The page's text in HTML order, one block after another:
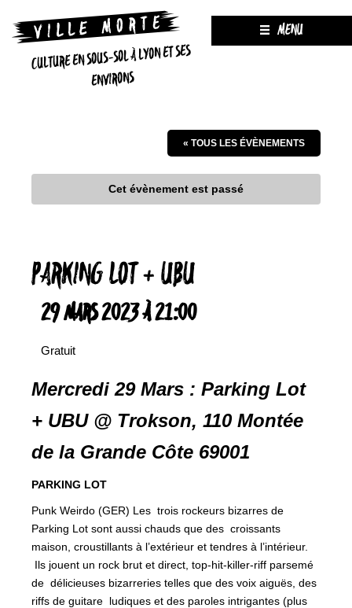
CULTURE EN SOUS-SOL À LYON ET SES
ENVIRONS
MENU
« TOUS LES ÉVÈNEMENTS
Cet évènement est passé
PARKING LOT + UBU
29 MARS 2023 À 21:00
Gratuit
Mercredi 29 Mars : Parking Lot
+ UBU @ Trokson, 110 Montée
de la Grande Côte 69001
PARKING LOT
Punk Weirdo (GER) Les trois rockeurs bizarres de
Parking Lot sont aussi chauds que des croissants
maison, croustillants à l’extérieur et tendres à l’intérieur.
Ils jouent un rock brut et direct, top-hit-killer-riff parsemé
de délicieuses bizarreries telles que des voix aiguës, des
riffs de guitare ludiques et des paroles intrigantes (plus